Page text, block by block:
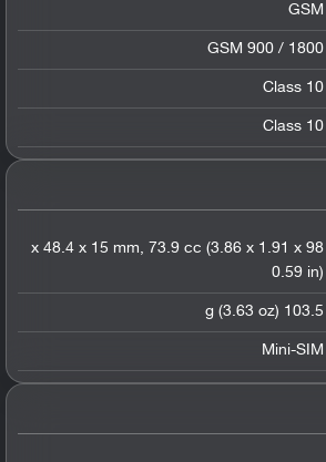
GSM
GSM 900 / 1800
Class 10
Class 10
98 x 48.4 x 15 mm, 73.9 cc (3.86 x 1.91 x
0.59 in)
103.5 g (3.63 oz)
Mini-SIM